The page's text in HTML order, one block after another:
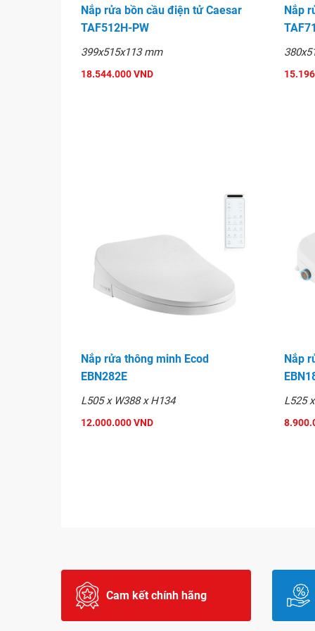
Nắp rửa bồn cầu điện tử Caesar
TAF512H-PW
399x515x113 mm
18.544.000 VND
Nắp
Nắp rửa thông minh Ecod
EBN282E
L505 x W388 x H134
12.000.000 VND
Nắp
L525
Cam kết chính hãng